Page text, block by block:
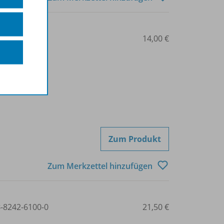
85121 14,00 €
Zum Produkt
Zum Merkzettel hinzufügen
8242-6100-0 21,50 €